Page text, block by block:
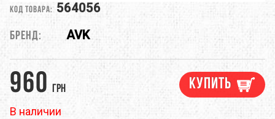
Код товара: 564056
Бренд: AVK
960 грн
В наличии
Купить